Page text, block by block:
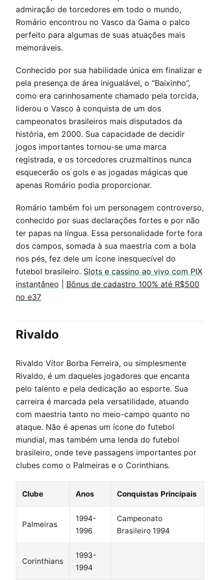
admiração de torcedores em todo o mundo,
Romário encontrou no Vasco da Gama o palco
perfeito para algumas de suas atuações mais
memoráveis.
Conhecido por sua habilidade única em finalizar e
pela presença de área inigualável, o “Baixinho”,
como era carinhosamente chamado pela torcida,
liderou o Vasco à conquista de um dos
campeonatos brasileiros mais disputados da
história, em 2000. Sua capacidade de decidir
jogos importantes tornou-se uma marca
registrada, e os torcedores cruzmaltinos nunca
esquecerão os gols e as jogadas mágicas que
apenas Romário podia proporcionar.
Romário também foi um personagem controverso,
conhecido por suas declarações fortes e por não
ter papas na língua. Essa personalidade forte fora
dos campos, somada à sua maestria com a bola
nos pés, fez dele um ícone inesquecível do
futebol brasileiro. Slots e cassino ao vivo com PIX
instantâneo
Bônus de cadastro 100% até R$500
no e37
Rivaldo
Rivaldo Vítor Borba Ferreira, ou simplesmente
Rivaldo, é um daqueles jogadores que encanta
pelo talento e pela dedicação ao esporte. Sua
carreira é marcada pela versatilidade, atuando
com maestria tanto no meio-campo quanto no
ataque. Não é apenas um ícone do futebol
mundial, mas também uma lenda do futebol
brasileiro, onde teve passagens importantes por
clubes como o Palmeiras e o Corinthians.
Clube Anos Conquistas Principais
Palmeiras
1994-
1996
Campeonato
Brasileiro 1994
Corinthians
1993-
1994